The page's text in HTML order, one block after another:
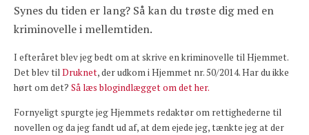
Synes du tiden er lang? Så kan du trøste dig med en
kriminovelle i mellemtiden.
I efteråret blev jeg bedt om at skrive en kriminovelle til Hjemmet.
Det blev tilDruknet, der udkom i Hjemmet nr. 50/2014. Har du ikke
hørt om det? Så læs blogindlægget om det her.
Fornyeligt spurgte jeg Hjemmets redaktør om rettighederne til
novellen og da jeg fandt ud af, at dem ejede jeg, tænkte jeg at der